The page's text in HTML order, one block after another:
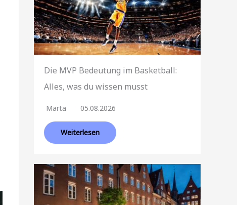
Die MVP Bedeutung im Basketball:
Alles, was du wissen musst
Marta 05.08.2026
Weiterlesen